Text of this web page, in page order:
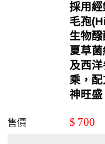
採用
毛孢
生物
夏草
及西
乘，
神旺盛
售價 $ 700